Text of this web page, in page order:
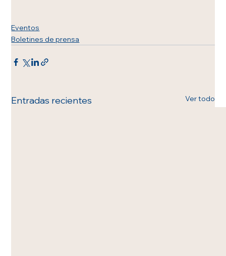
Eventos
Boletines de prensa
Entradas recientes Ver todo